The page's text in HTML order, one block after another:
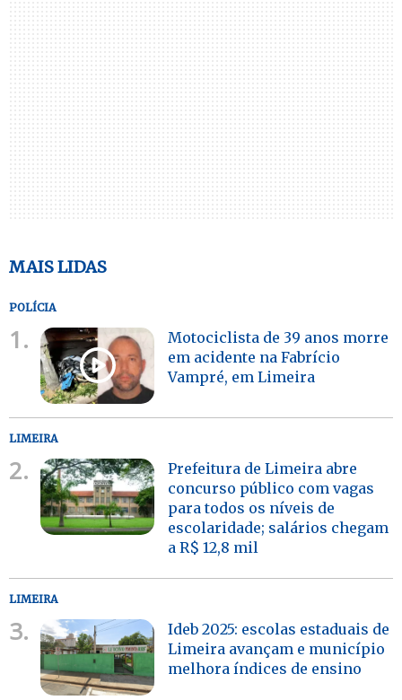
MAIS LIDAS
POLÍCIA
1.
Motociclista de 39 anos morre
em acidente na Fabrício
Vampré, em Limeira
LIMEIRA
2.
Prefeitura de Limeira abre
concurso público com vagas
para todos os níveis de
escolaridade; salários chegam
a R$ 12,8 mil
LIMEIRA
3.
Ideb 2025: escolas estaduais de
Limeira avançam e município
melhora índices de ensino